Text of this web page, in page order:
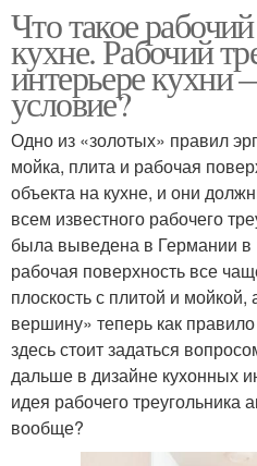
Что такое
кухне. Рабочий
интерьере кухни
условие?
Одно из «золотых» правил
мойка, плита и рабочая
объекта на кухне, и они
всем известного рабочего
была выведена в Германии в
рабочая поверхность все
плоскость с плитой и
вершину» теперь как
здесь стоит задаться
дальше в дизайне кухонных
идея рабочего треугольника
вообще?